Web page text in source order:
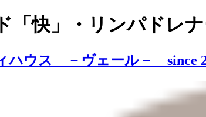
「快」・リンパドレ